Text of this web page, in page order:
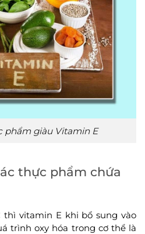
phẩm giàu Vitamin E
thực phẩm chứa
vitamin E khi bổ sung vào
trình oxy hóa trong cơ thể là